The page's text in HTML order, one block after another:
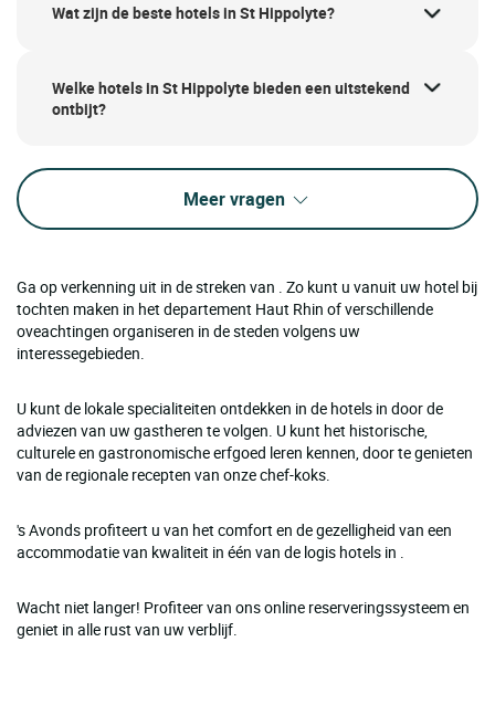
Wat zijn de beste hotels in St Hippolyte?
Welke hotels in St Hippolyte bieden een uitstekend
ontbijt?
Meer vragen
Ga op verkenning uit in de streken van . Zo kunt u vanuit uw hotel bij
tochten maken in het departement Haut Rhin of verschillende
oveachtingen organiseren in de steden volgens uw
interessegebieden.
U kunt de lokale specialiteiten ontdekken in de hotels in door de
adviezen van uw gastheren te volgen. U kunt het historische,
culturele en gastronomische erfgoed leren kennen, door te genieten
van de regionale recepten van onze chef-koks.
's Avonds profiteert u van het comfort en de gezelligheid van een
accommodatie van kwaliteit in één van de logis hotels in .
Wacht niet langer! Profiteer van ons online reserveringssysteem en
geniet in alle rust van uw verblijf.